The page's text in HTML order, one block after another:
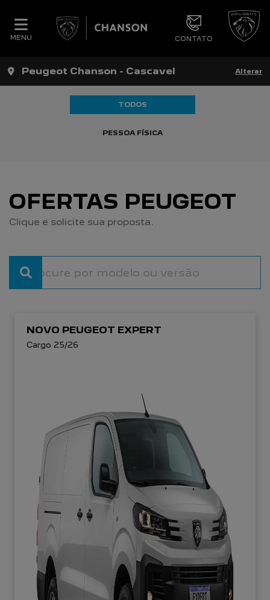
MENU CONTATO
Peugeot Chanson - Cascavel Alterar
TODOS
PESSOA FÍSICA
OFERTAS PEUGEOT
Clique e solicite sua proposta.
NOVO PEUGEOT EXPERT
Cargo 25/26